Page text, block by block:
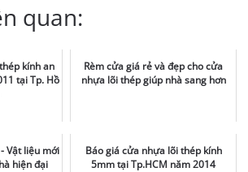
quan:
kính an
tại Tp. Hồ
Rèm cửa giá rẻ và đẹp cho cửa
nhựa lõi thép giúp nhà sang hơn
Vật liệu mới
hiện đại
Báo giá cửa nhựa lõi thép kính
5mm tại Tp.HCM năm 2014